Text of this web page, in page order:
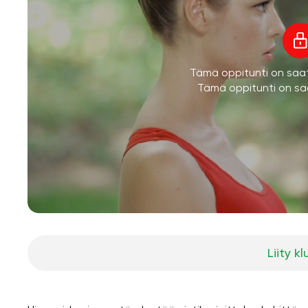
Tämä oppitunti on
Tämä oppitunti on
Liity